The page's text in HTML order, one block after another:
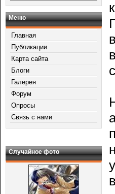
Меню
Главная
Публикации
Карта сайта
Блоги
Галерея
Форум
Опросы
Связь с нами
Случайное фото